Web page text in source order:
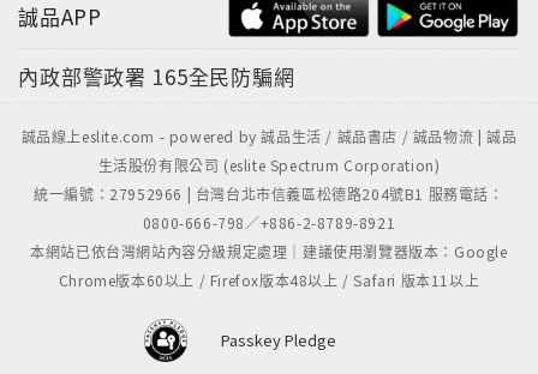
誠品APP
內政部警政署 165全民防騙網
誠品線上eslite.com - powered by 誠品生活 / 誠品書店 / 誠品物流 | 誠品
生活股份有限公司 (eslite Spectrum Corporation)
統一編號：27952966 | 台灣台北市信義區松德路204號B1 服務電話：
0800-666-798／+886-2-8789-8921
本網站已依台灣網站內容分級規定處理｜建議使用瀏覽器版本：Google
Chrome版本60以上 / Firefox版本48以上 / Safari 版本11以上
Passkey Pledge